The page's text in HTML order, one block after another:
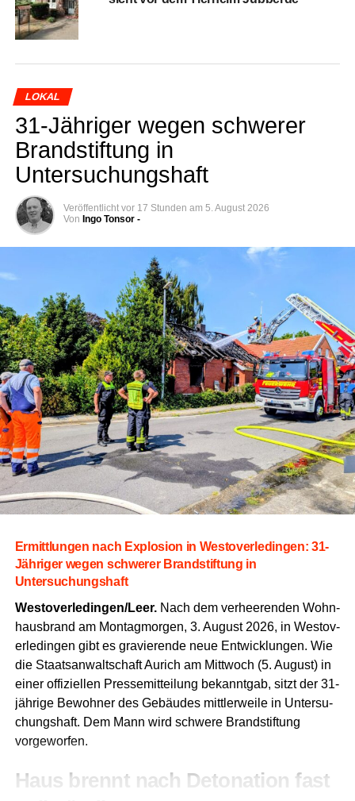
LOKAL
31-Jäh­ri­ger wegen schwe­rer
Brand­stif­tung in
Untersuchungshaft
Veröffentlicht vor 17 Stunden am 5. August 2026
Von Ingo Tonsor -
Ermitt­lun­gen nach Explo­si­on in Wes­t­ov­er­le­din­gen: 31-
Jäh­ri­ger wegen schwe­rer Brand­stif­tung in
Untersuchungshaft
Westoverledingen/Leer.Nach dem ver­hee­ren­den Wohn­
haus­brand am Mon­tag­mor­gen, 3. August 2026, in Wes­t­ov­
er­le­din­gen gibt es gra­vie­ren­de neue Ent­wick­lun­gen. Wie
die Staats­an­walt­schaft Aurich am Mitt­woch (5. August) in
einer offi­zi­el­len Pres­se­mit­tei­lung bekannt­gab, sitzt der 31-
jäh­ri­ge Bewoh­ner des Gebäu­des mitt­ler­wei­le in Unter­su­
chungs­haft. Dem Mann wird schwe­re Brand­stif­tung
vorgeworfen.
Haus brennt nach Deto­na­ti­on fast